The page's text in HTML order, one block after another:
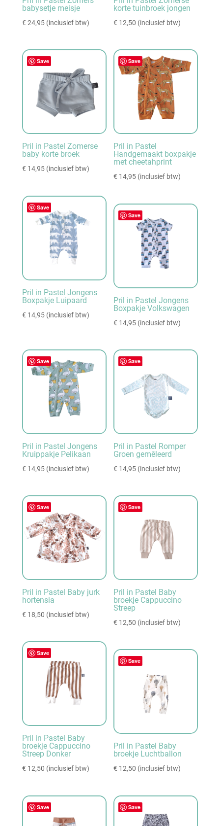
babysetje meisje
€ 24,95 (inclusief btw)
korte tuinbroek jongen
€ 12,50 (inclusief btw)
Save
Pril in Pastel Zomerse
baby korte broek
€ 14,95 (inclusief btw)
Save
Pril in Pastel
Handgemaakt boxpakje
met cheetahprint
€ 14,95 (inclusief btw)
Save
Pril in Pastel Jongens
Boxpakje Luipaard
€ 14,95 (inclusief btw)
Save
Pril in Pastel Jongens
Boxpakje Volkswagen
€ 14,95 (inclusief btw)
Save
Pril in Pastel Jongens
Kruippakje Pelikaan
€ 14,95 (inclusief btw)
Save
Pril in Pastel Romper
Groen gemêleerd
€ 14,95 (inclusief btw)
Save
Pril in Pastel Baby jurk
hortensia
€ 18,50 (inclusief btw)
Save
Pril in Pastel Baby
broekje Cappuccino
Streep
€ 12,50 (inclusief btw)
Save
Pril in Pastel Baby
broekje Cappuccino
Streep Donker
€ 12,50 (inclusief btw)
Save
Pril in Pastel Baby
broekje Luchtballon
€ 12,50 (inclusief btw)
Save Save